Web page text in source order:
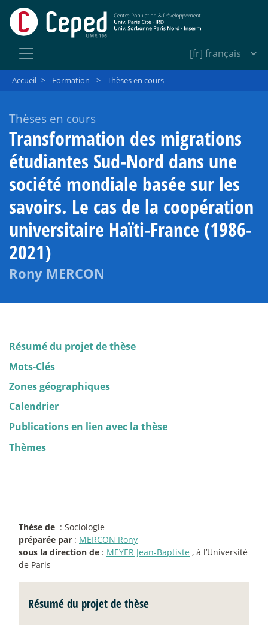
Accueil > Formation > Thèses en cours
Thèses en cours
Transformation des migrations
étudiantes Sud-Nord dans une
société mondiale basée sur les
savoirs. Le cas de la coopération
universitaire Haïti-France (1986-
2021)
Rony MERCON
Résumé du projet de thèse
Mots-Clés
Zones géographiques
Calendrier
Publications en lien avec la thèse
Thèmes
Thèse de : Sociologie
préparée par : MERCON Rony
sous la direction de : MEYER Jean-Baptiste , à l’Université
de Paris
Résumé du projet de thèse